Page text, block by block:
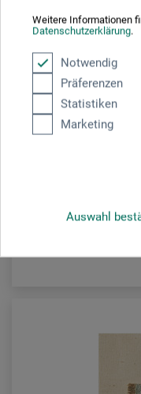
Weitere Informationen
Datenschutzerklärung.
Notwendig
Präferenzen
Statistiken
Marketing
Auswahl
Toscana
1 qm = 218,23 DKK /